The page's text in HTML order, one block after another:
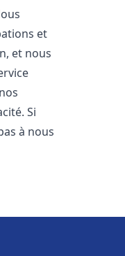
et
et nous
Si
à nous